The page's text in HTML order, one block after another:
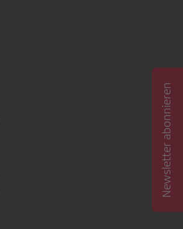
Newsletter abonnieren